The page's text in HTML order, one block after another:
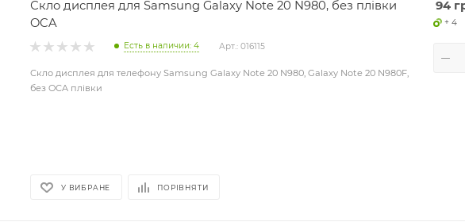
Скло дисплея для Samsung Galaxy Note 20 N980, без плівки
OCA
Есть в наличии: 4 Арт.: 016115
Скло дисплея для телефону Samsung Galaxy Note 20 N980, Galaxy Note 20 N980F,
без OCA плівки
У ВИБРАНЕ ПОРІВНЯТИ
94
+ 4